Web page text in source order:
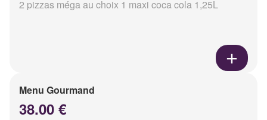
2 pizzas méga au choix 1 maxi coca cola 1,25L
Menu Gourmand
38.00 €